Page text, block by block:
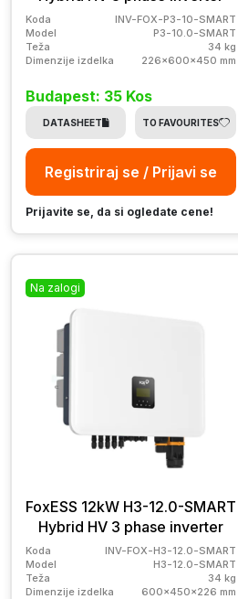
Koda
INV-FOX-P3-10-SMART
Model
P3-10.0-SMART
Teža
34 kg
Dimenzije izdelka
226x600x450 mm
Budapest: 35 Kos
DATASHEET TO FAVOURITES
Registriraj se / Prijavi se
Prijavite se, da si ogledate cene!
Na zalogi
FoxESS 12kW H3-12.0-SMART
Hybrid HV 3 phase inverter
Koda
INV-FOX-H3-12.0-SMART
Model
H3-12.0-SMART
Teža
34 kg
Dimenzije izdelka
600x450x226 mm